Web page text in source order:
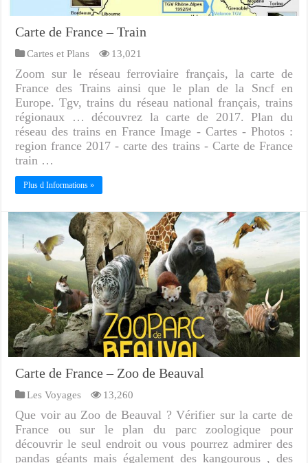
Carte de France – Train
Cartes et Plans 13,021
Zoom sur le réseau ferroviaire français, la carte de
France des Trains ainsi que le plan de la Sncf en
Europe. Tgv, trains du réseau national français, trains
régionaux … découvrez la carte de 2017. Plan du
réseau des trains en France Image - Cartes - Photos :
region france 2017 - carte des trains - Carte de France
train …
Plus d Informations »
Carte de France – Zoo de Beauval
Les Voyages 13,260
Que voir au Zoo de Beauval ? Vérifier sur la carte de
France ou sur le plan du parc zoologique pour
découvrir le seul endroit ou vous pourrez admirer des
pandas géants mais également des kangourous , des